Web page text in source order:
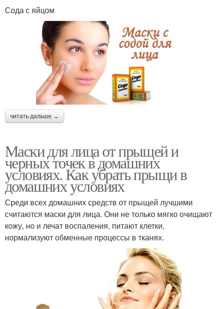
Сода с яйцом
читать дальше →
Маски для лица от прыщей и
черных точек в домашних
условиях. Как убрать прыщи в
домашних условиях
Среди всех домашних средств от прыщей лучшими
считаются маски для лица. Они не только мягко очищают
кожу, но и лечат воспаления, питают клетки,
нормализуют обменные процессы в тканях.